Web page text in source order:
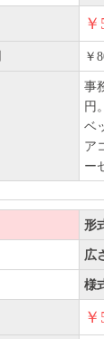
￥
事
円
ベ
ア
ー
形
広
様